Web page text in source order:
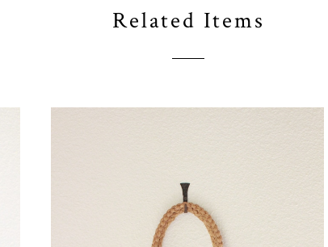
Related Items